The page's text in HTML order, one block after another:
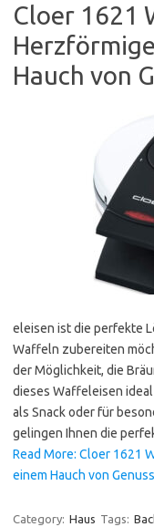
Cloer 1621
Hauch von
eleisen ist die perfekte
Waffeln zubereiten
der Möglichkeit, die
dieses Waffeleisen
als Snack oder für
gelingen Ihnen die
Read More: Cloer 1621
einem Hauch von
Category: Haus Tags: